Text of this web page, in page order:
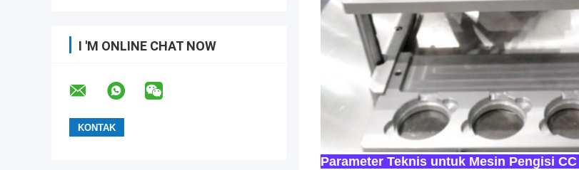
I 'M ONLINE CHAT NOW
Parameter Teknis untuk Mesin Pengisi CC